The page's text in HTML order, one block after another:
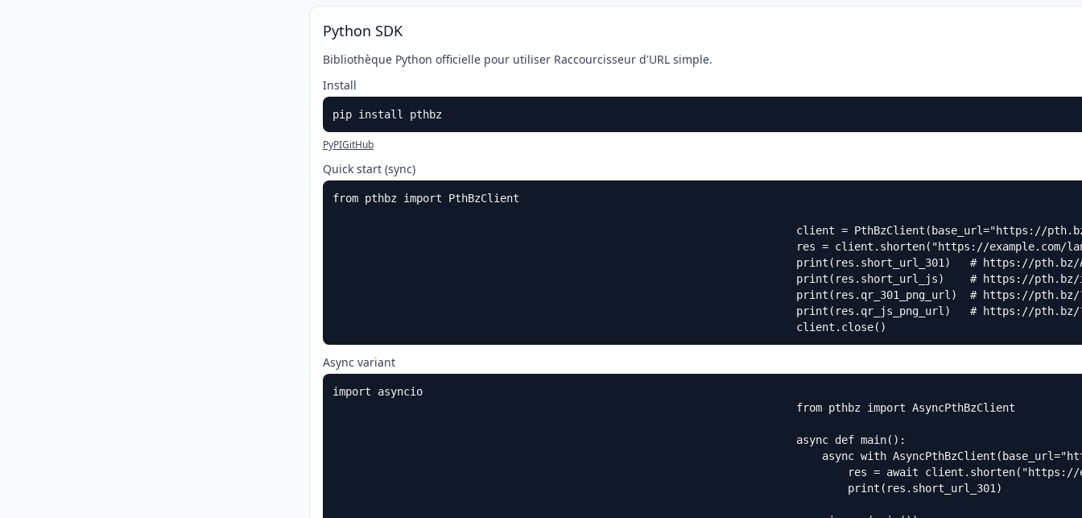
Python SDK
Bibliothèque Python officielle pour utiliser Raccourcisseur d'URL simple.
Install
pip install pthbz
PyPIGitHub
Quick start (sync)
from pthbz import PthBzClient
client = PthBzClient(base_url="https://
res = client.shorten("https://example.com/
print(res.short_url_301)   # https://
print(res.short_url_js)    # https://
print(res.qr_301_png_url)  # https://
print(res.qr_js_png_url)   # https://
                                                                        client.close()
Async variant
import asyncio
                                                                        from pthbz import AsyncPthBzClient
                                                                        async def main():
async with
res = await
                                                                                print(res.short_url_301)